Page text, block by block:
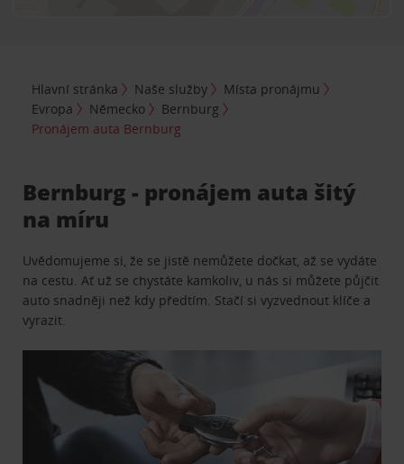
Hlavní stránka Naše služby
Místa pronájmu
Evropa
Německo
Bernburg
Pronájem auta Bernburg
Bernburg - pronájem auta šitý
na míru
Uvědomujeme si, že se jistě nemůžete dočkat, až se vydáte
na cestu. Ať už se chystáte kamkoliv, u nás si můžete půjčit
auto snadněji než kdy předtím. Stačí si vyzvednout klíče a
vyrazit.